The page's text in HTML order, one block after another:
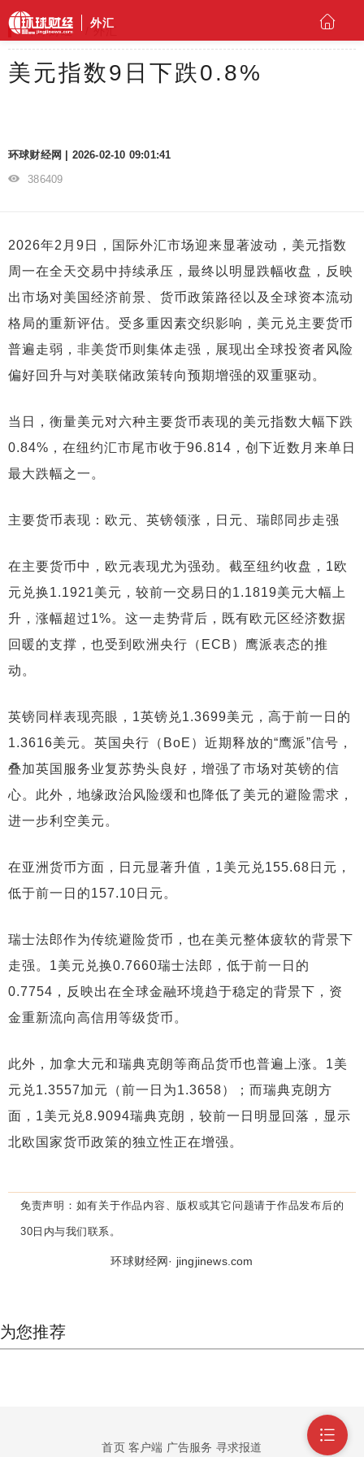
外汇
环球财经 外汇
美元指数9日下跌0.8%
环球财经网 | 2026-02-10 09:01:41
386409
2026年2月9日，国际外汇市场迎来显著波动，美元指数
周一在全天交易中持续承压，最终以明显跌幅收盘，反映
出市场对美国经济前景、货币政策路径以及全球资本流动
格局的重新评估。受多重因素交织影响，美元兑主要货币
普遍走弱，非美货币则集体走强，展现出全球投资者风险
偏好回升与对美联储政策转向预期增强的双重驱动。
当日，衡量美元对六种主要货币表现的美元指数大幅下跌
0.84%，在纽约汇市尾市收于96.814，创下近数月来单日
最大跌幅之一。
主要货币表现：欧元、英镑领涨，日元、瑞郎同步走强
在主要货币中，欧元表现尤为强劲。截至纽约收盘，1欧
元兑换1.1921美元，较前一交易日的1.1819美元大幅上
升，涨幅超过1%。这一走势背后，既有欧元区经济数据
回暖的支撑，也受到欧洲央行（ECB）鹰派表态的推
动。
英镑同样表现亮眼，1英镑兑1.3699美元，高于前一日的
1.3616美元。英国央行（BoE）近期释放的“鹰派”信号，
叠加英国服务业复苏势头良好，增强了市场对英镑的信
心。此外，地缘政治风险缓和也降低了美元的避险需求，
进一步利空美元。
在亚洲货币方面，日元显著升值，1美元兑155.68日元，
低于前一日的157.10日元。
瑞士法郎作为传统避险货币，也在美元整体疲软的背景下
走强。1美元兑换0.7660瑞士法郎，低于前一日的
0.7754，反映出在全球金融环境趋于稳定的背景下，资
金重新流向高信用等级货币。
此外，加拿大元和瑞典克朗等商品货币也普遍上涨。1美
元兑1.3557加元（前一日为1.3658）；而瑞典克朗方
面，1美元兑8.9094瑞典克朗，较前一日明显回落，显示
北欧国家货币政策的独立性正在增强。
免责声明： 如有关于作品内容、版权或其它问题请于作品发布后的
30日内与我们联系。
环球财经网· jingjinews.com
为您推荐
首页 客户端 广告服务 寻求报道